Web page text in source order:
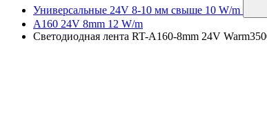
Универсальные 24V 8-10 мм свыше 10 W/m
A160 24V 8mm 12 W/m
Светодиодная лента RT-A160-8mm 24V